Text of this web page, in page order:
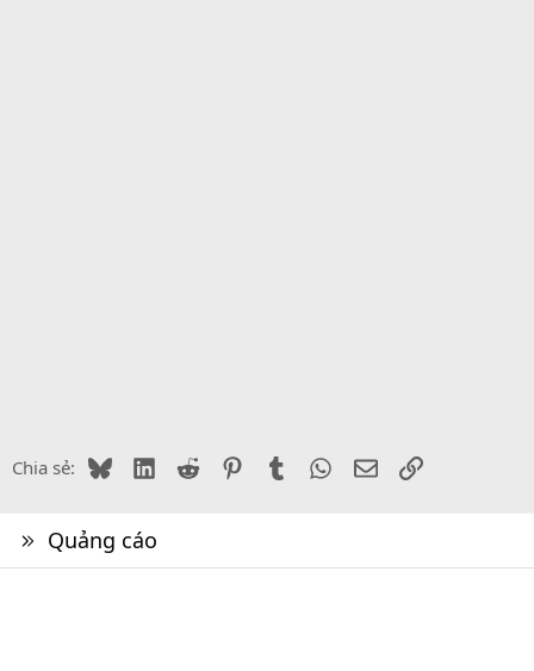
Chia sẻ: BlueskyLinkedIn
Reddit PinterestTumblr WhatsApp
EmailLink
Quảng cáo